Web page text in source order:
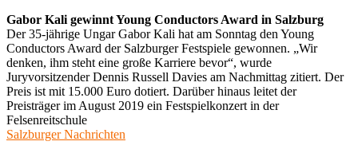
Gabor Kali gewinnt Young Conductors Award in Salzburg
Der 35-jährige Ungar Gabor Kali hat am Sonntag den Young
Conductors Award der Salzburger Festspiele gewonnen. „Wir
denken, ihm steht eine große Karriere bevor“, wurde
Juryvorsitzender Dennis Russell Davies am Nachmittag zitiert. Der
Preis ist mit 15.000 Euro dotiert. Darüber hinaus leitet der
Preisträger im August 2019 ein Festspielkonzert in der
Felsenreitschule
Salzburger Nachrichten